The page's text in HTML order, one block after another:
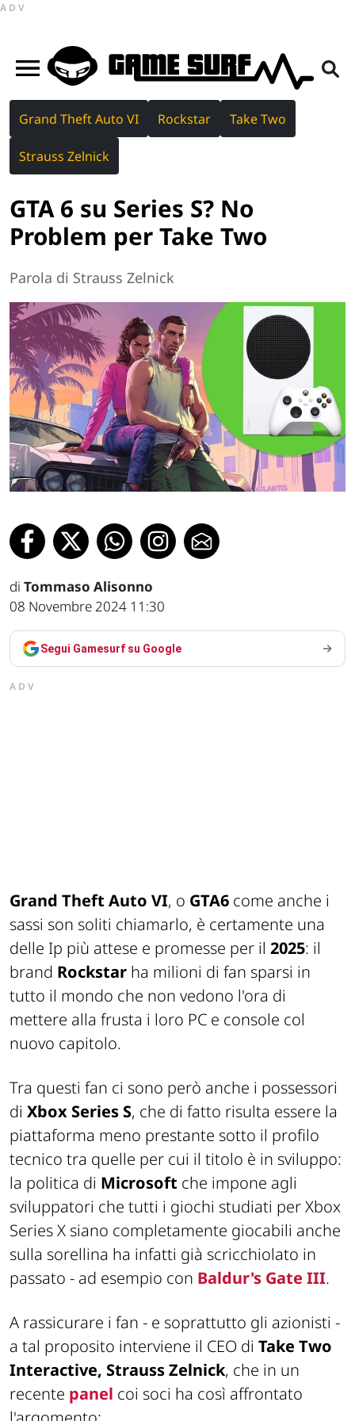
ADV
Grand Theft Auto VI Rockstar Take Two
Strauss Zelnick
GTA 6 su Series S? No
Problem per Take Two
Parola di Strauss Zelnick
di Tommaso Alisonno
08 Novembre 2024 11:30
Segui Gamesurf su Google
ADV
Grand Theft Auto VI, o GTA6 come anche i
sassi son soliti chiamarlo, è certamente una
delle Ip più attese e promesse per il 2025: il
brand Rockstar ha milioni di fan sparsi in
tutto il mondo che non vedono l'ora di
mettere alla frusta i loro PC e console col
nuovo capitolo.
Tra questi fan ci sono però anche i possessori
di Xbox Series S, che di fatto risulta essere la
piattaforma meno prestante sotto il profilo
tecnico tra quelle per cui il titolo è in sviluppo:
la politica di Microsoft che impone agli
sviluppatori che tutti i giochi studiati per Xbox
Series X siano completamente giocabili anche
sulla sorellina ha infatti già scricchiolato in
passato - ad esempio con Baldur's Gate III.
A rassicurare i fan - e soprattutto gli azionisti -
a tal proposito interviene il CEO di Take Two
Interactive, Strauss Zelnick, che in un
recente panel coi soci ha così affrontato